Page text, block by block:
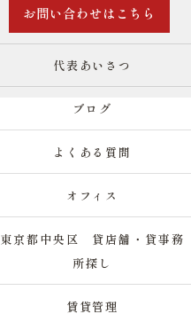
お問い合わせはこちら
代表あいさつ
ブログ
よくある質問
オフィス
東京都中央区 貸店舗・貸事務
所探し
賃貸管理